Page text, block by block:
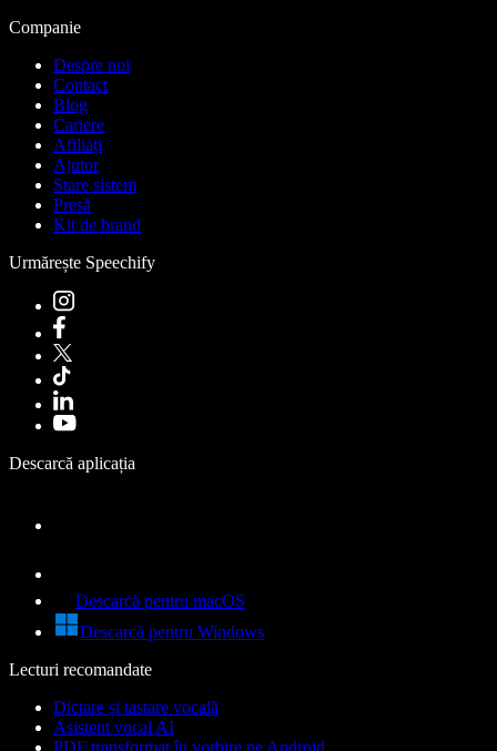
Companie
Despre noi
Contact
Blog
Cariere
Afiliați
Ajutor
Stare sistem
Presă
Kit de brand
Urmărește Speechify
Descarcă aplicația
Descarcă pentru macOS
Descarcă pentru Windows
Lecturi recomandate
Dictare și tastare vocală
Asistent vocal AI
PDF transformat în vorbire pe Android